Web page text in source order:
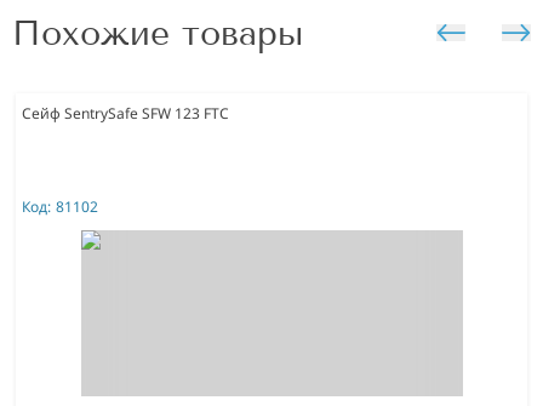
Похожие товары
Сейф SentrySafe SFW 123 FTC
Код: 81102